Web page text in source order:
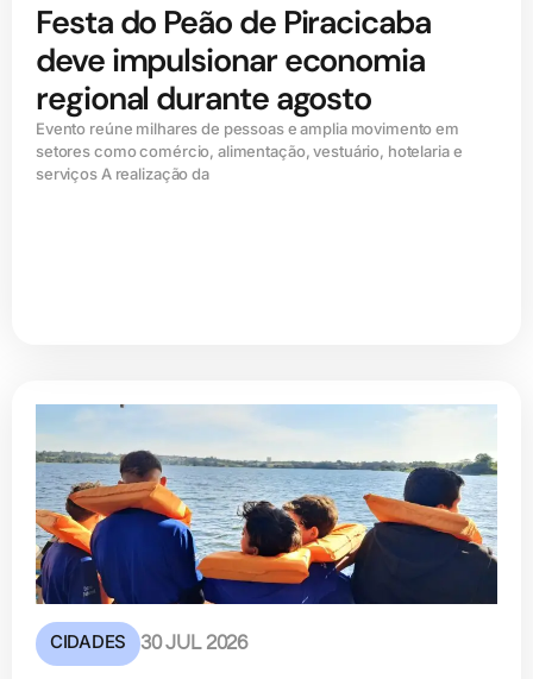
Festa do Peão de Piracicaba
deve impulsionar economia
regional durante agosto
Evento reúne milhares de pessoas e amplia movimento em
setores como comércio, alimentação, vestuário, hotelaria e
serviços A realização da
CIDADES 30 JUL 2026